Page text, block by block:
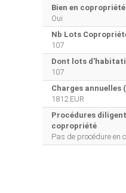
Bien en copropriété
Oui
Nb Lots
107
Dont lots
107
Charges annuelles
1812 EUR
Procédures
copropriété
Pas de procédure en